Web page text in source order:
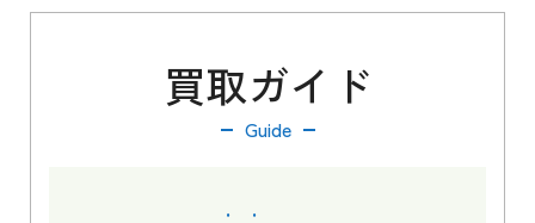
買取ガイド
Guide